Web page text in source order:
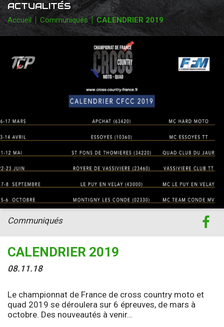
PARTENAIRES
ACTUALITÉS
Accueil Communiqués CALENDRIER 2019
CALENDRIER 2019
08.11.18
Communiqués
Le championnat de France de cross country moto et
quad 2019 se déroulera sur 6 épreuves, de mars à
octobre. Des nouveautés à venir…